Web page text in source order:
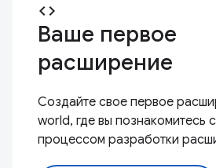
code
Ваше первое
расширение
Создайте свое первое
world, где вы познакомитесь
процессом разработки